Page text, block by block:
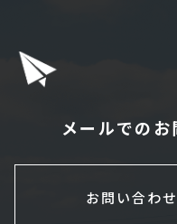
メールでの
お問い合わ